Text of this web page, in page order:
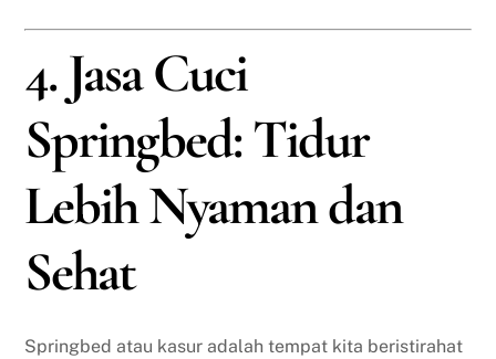
4. Jasa Cuci
Springbed: Tidur
Lebih Nyaman dan
Sehat
Springbed atau kasur adalah tempat kita beristirahat